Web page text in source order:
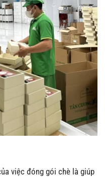
việc đóng gói chè là giúp